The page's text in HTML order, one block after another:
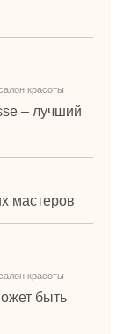
красоты
– лучший
мастеров
красоты
быть